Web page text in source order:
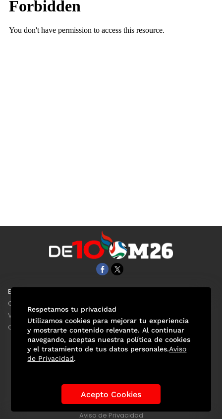
EL UNIVERSAL
Clase
ViveUSA
Confabulario
Historia de los Mundiales Lo viral Anécdotas Mundialistas
Las Figuras Tendencias Directorio
Aviso de Privacidad
Respetamos tu privacidad
Utilizamos cookies para mejorar tu experiencia
y mostrarte contenido relevante. Al continuar
navegando, aceptas nuestra política de cookies
y el tratamiento de tus datos personales.Aviso
de Privacidad.
Acepto Cookies